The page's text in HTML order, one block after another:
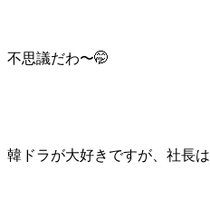
不思議だわ〜🤭
韓ドラが大好きですが、社長は